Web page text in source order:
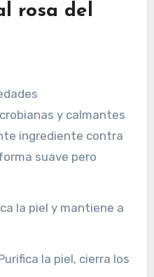
rosa del
y calmantes
ingrediente contra
suave pero
la piel y mantiene a
la piel, cierra los